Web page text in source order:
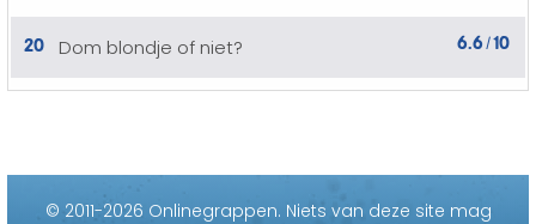
20 Dom blondje of niet? 6.6 /10
© 2011-2026 Onlinegrappen. Niets van deze site mag